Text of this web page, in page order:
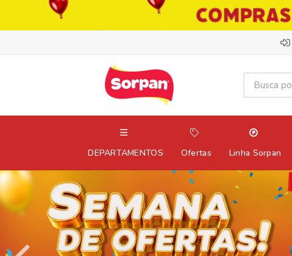
DEPARTAMENTOS Ofertas Linha Sorpan